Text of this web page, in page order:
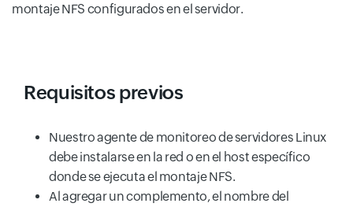
montaje NFS configurados en el servidor.
Requisitos previos
Nuestro agente de monitoreo de servidores Linux
debe instalarse en la red o en el host específico
donde se ejecuta el montaje NFS.
Al agregar un complemento, el nombre del